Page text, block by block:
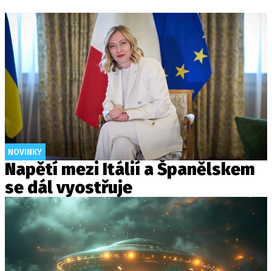
NOVINKY
Napětí mezi Itálií a Španělskem
se dál vyostřuje